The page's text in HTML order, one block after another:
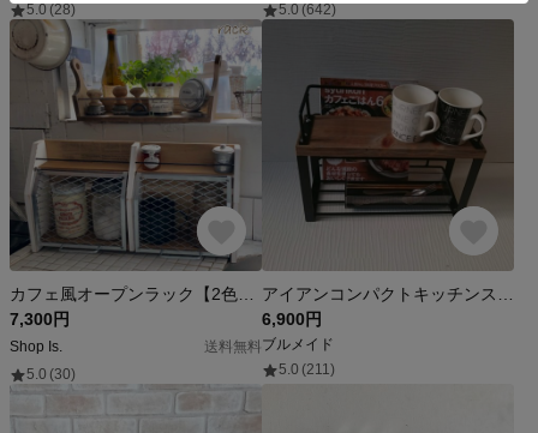
5.0 (28)
5.0 (642)
7,300円
Shop Is.
送料無料
5.0 (30)
6,900円
ブルメイド
5.0 (211)